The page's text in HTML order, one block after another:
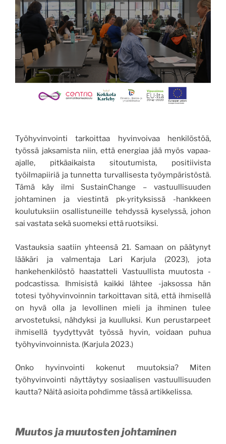
Työhyvinvointi tarkoittaa hyvinvoivaa henkilöstöä,
työssä jaksamista niin, että energiaa jää myös vapaa-
ajalle, pitkäaikaista sitoutumista, positiivista
työilmapiiriä ja tunnetta turvallisesta työympäristöstä.
Tämä käy ilmi SustainChange – vastuullisuuden
johtaminen ja viestintä pk-yrityksissä -hankkeen
koulutuksiin osallistuneille tehdyssä kyselyssä, johon
sai vastata sekä suomeksi että ruotsiksi.
Vastauksia saatiin yhteensä 21. Samaan on päätynyt
lääkäri ja valmentaja Lari Karjula (2023), jota
hankehenkilöstö haastatteli Vastuullista muutosta -
podcastissa. Ihmisistä kaikki lähtee -jaksossa hän
totesi työhyvinvoinnin tarkoittavan sitä, että ihmisellä
on hyvä olla ja levollinen mieli ja ihminen tulee
arvostetuksi, nähdyksi ja kuulluksi. Kun perustarpeet
ihmisellä tyydyttyvät työssä hyvin, voidaan puhua
työhyvinvoinnista. (Karjula 2023.)
Onko hyvinvointi kokenut muutoksia? Miten
työhyvinvointi näyttäytyy sosiaalisen vastuullisuuden
kautta? Näitä asioita pohdimme tässä artikkelissa.
Muutos ja muutosten johtaminen